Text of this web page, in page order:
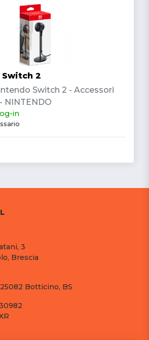
2
Switch 2 - Accessori
NINTENDO
in
3
Brescia
Botticino, BS